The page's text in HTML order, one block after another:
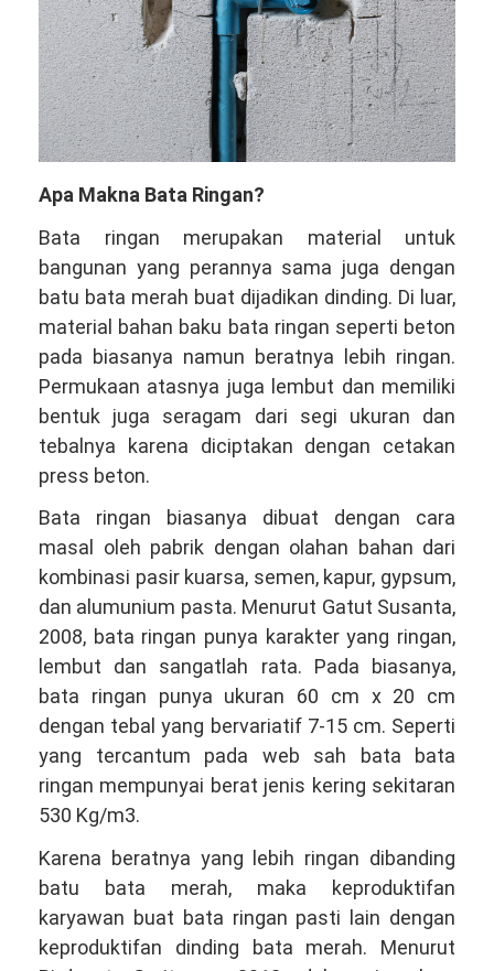
Apa Makna Bata Ringan?
Bata ringan merupakan material untuk
bangunan yang perannya sama juga dengan
batu bata merah buat dijadikan dinding. Di luar,
material bahan baku bata ringan seperti beton
pada biasanya namun beratnya lebih ringan.
Permukaan atasnya juga lembut dan memiliki
bentuk juga seragam dari segi ukuran dan
tebalnya karena diciptakan dengan cetakan
press beton.
Bata ringan biasanya dibuat dengan cara
masal oleh pabrik dengan olahan bahan dari
kombinasi pasir kuarsa, semen, kapur, gypsum,
dan alumunium pasta. Menurut Gatut Susanta,
2008, bata ringan punya karakter yang ringan,
lembut dan sangatlah rata. Pada biasanya,
bata ringan punya ukuran 60 cm x 20 cm
dengan tebal yang bervariatif 7-15 cm. Seperti
yang tercantum pada web sah bata bata
ringan mempunyai berat jenis kering sekitaran
530 Kg/m3.
Karena beratnya yang lebih ringan dibanding
batu bata merah, maka keproduktifan
karyawan buat bata ringan pasti lain dengan
keproduktifan dinding bata merah. Menurut